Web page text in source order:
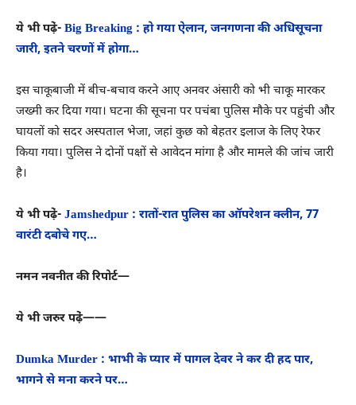
ये भी पढे़ं- Big Breaking : हो गया ऐलान, जनगणना की अधिसूचना
जारी, इतने चरणों में होगा…
इस चाकूबाजी में बीच-बचाव करने आए अनवर अंसारी को भी चाकू मारकर
जख्मी कर दिया गया। घटना की सूचना पर पचंबा पुलिस मौके पर पहुंची और
घायलों को सदर अस्पताल भेजा, जहां कुछ को बेहतर इलाज के लिए रेफर
किया गया। पुलिस ने दोनों पक्षों से आवेदन मांगा है और मामले की जांच जारी
है।
ये भी पढे़ं- Jamshedpur : रातों-रात पुलिस का ऑपरेशन क्लीन, 77
वारंटी दबोचे गए…
नमन नवनीत की रिपोर्ट—
ये भी जरुर पढे़ं——
Dumka Murder : भाभी के प्यार में पागल देवर ने कर दी हद पार,
भागने से मना करने पर…